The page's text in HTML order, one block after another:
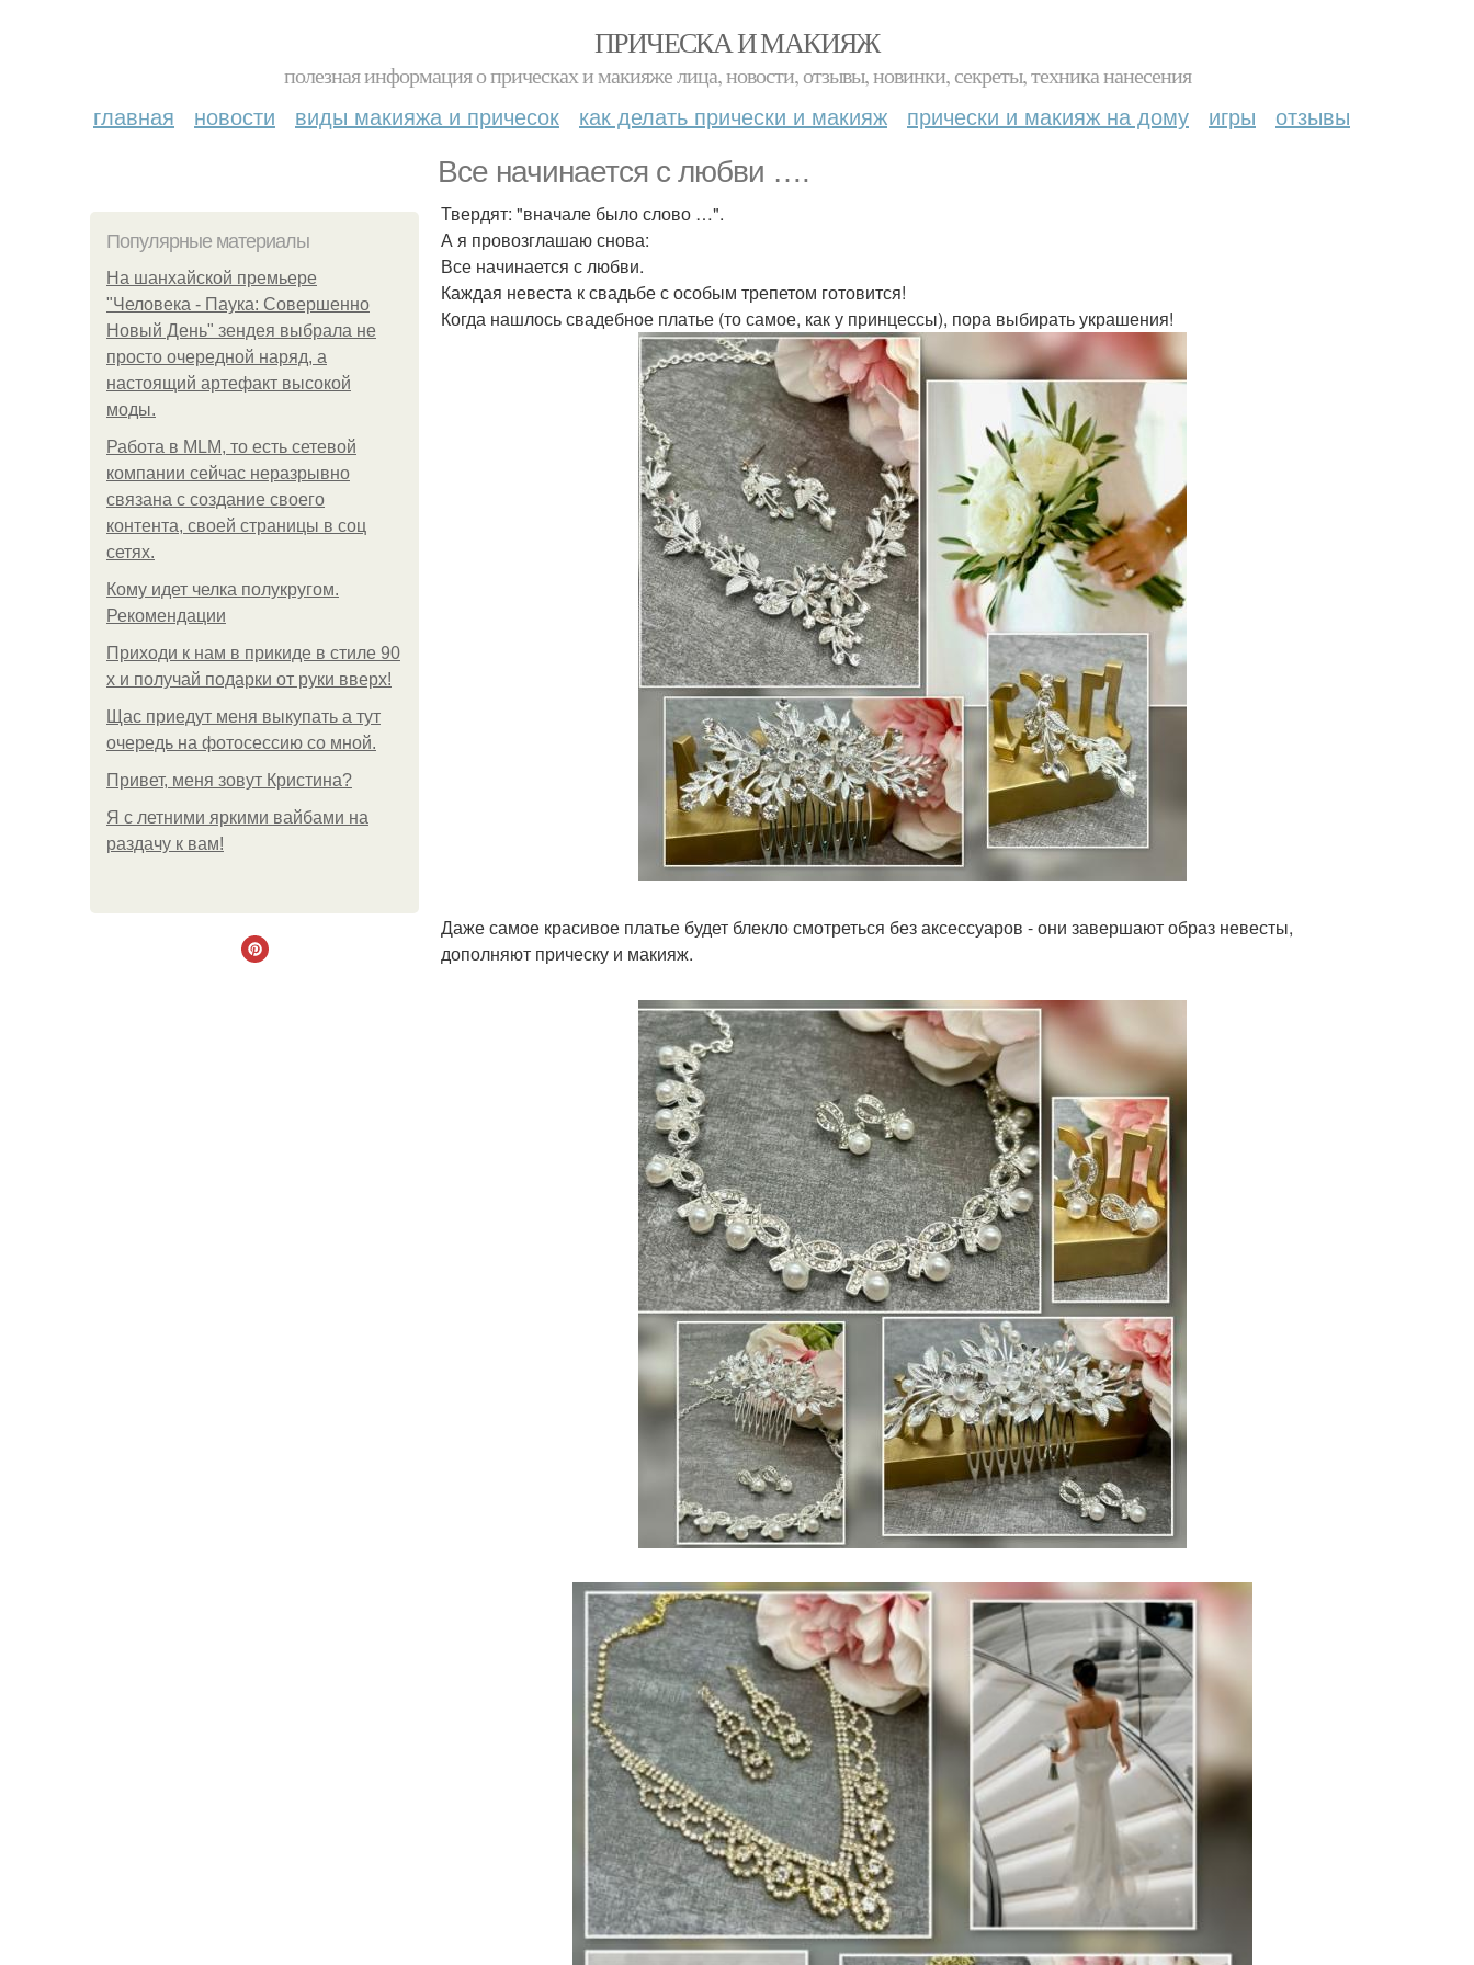
ПРИЧЕСКА И МАКИЯЖ
полезная информация о прическах и макияже лица, новости, отзывы, новинки, секреты, техника нанесения
главная новости виды макияжа и причесок как делать прически и макияж прически и макияж на дому игры отзывы
Все начинается с любви ….
Популярные материалы
На шанхайской премьере
"Человека - Паука: Совершенно
Новый День" зендея выбрала не
просто очередной наряд, а
настоящий артефакт высокой
моды.
Работа в MLM, то есть сетевой
компании сейчас неразрывно
связана с создание своего
контента, своей страницы в соц
сетях.
Кому идет челка полукругом.
Рекомендации
Приходи к нам в прикиде в стиле 90
х и получай подарки от руки вверх!
Щас приедут меня выкупать а тут
очередь на фотосессию со мной.
Привет, меня зовут Кристина?
Я с летними яркими вайбами на
раздачу к вам!
Твердят: "вначале было слово …".
А я провозглашаю снова:
Все начинается с любви.
Каждая невеста к свадьбе с особым трепетом готовится!
Когда нашлось свадебное платье (то самое, как у принцессы), пора выбирать украшения!
Даже самое красивое платье будет блекло смотреться без аксессуаров - они завершают образ невесты,
дополняют прическу и макияж.